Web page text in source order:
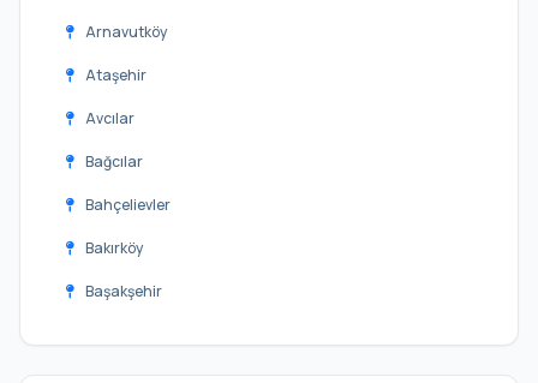
Arnavutköy
Ataşehir
Avcılar
Bağcılar
Bahçelievler
Bakırköy
Başakşehir
Beşiktaş